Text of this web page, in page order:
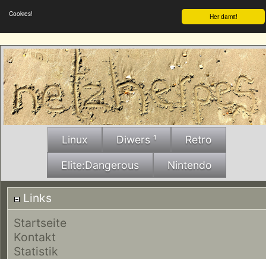
Her damit!
Cookies!
Linux Diwers ¹ Retro
Elite:Dangerous Nintendo
Links
Startseite
Kontakt
Statistik